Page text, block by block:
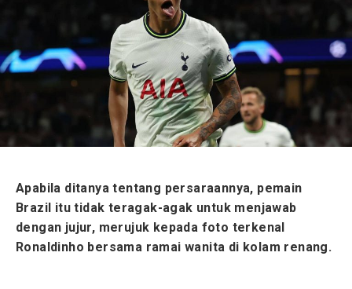
Apabila ditanya tentang persaraannya, pemain
Brazil itu tidak teragak-agak untuk menjawab
dengan jujur, merujuk kepada foto terkenal
Ronaldinho bersama ramai wanita di kolam renang.